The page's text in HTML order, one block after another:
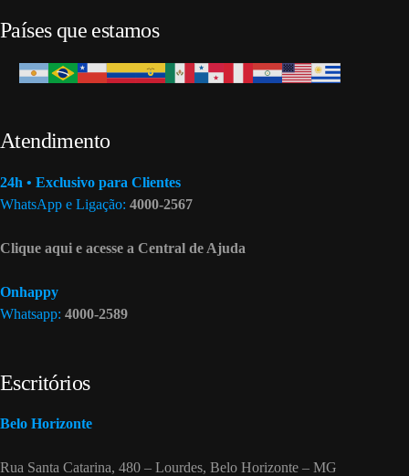
Países que estamos
Atendimento
24h • Exclusivo para Clientes
WhatsApp e Ligação: 4000-2567
Clique aqui e acesse a Central de Ajuda
Onhappy
Whatsapp: 4000-2589
Escritórios
Belo Horizonte
Rua Santa Catarina, 480 – Lourdes, Belo Horizonte – MG